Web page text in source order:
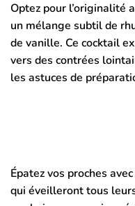
Optez pour l’originalité
un mélange subtil de
de vanille. Ce cocktail
vers des contrées
les astuces de
Épatez vos proches
qui éveilleront tous